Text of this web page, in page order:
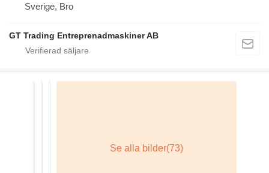
Sverige, Bro
GT Trading Entreprenadmaskiner AB